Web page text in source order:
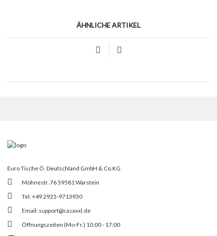
ÄHNLICHE ARTIKEL
Euro Tische Ö. Deutschland GmbH & Co.KG
Möhnestr. 76 59581 Warstein
Tel: +49 2925-9713930
Email: support@casaxxl.de
Öffnungszeiten (Mo-Fr.) 10:00 - 17:00